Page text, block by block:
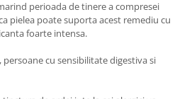
perioada de tinere a compresei
pielea poate suporta acest remediu cu
foarte intensa.
persoane cu sensibilitate digestiva si